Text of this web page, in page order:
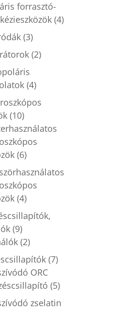
forrasztó-
(4)
(3)
(2)
(4)
(10)
(6)
(4)
(9)
(2)
(7)
ORC
(5)
zselatin